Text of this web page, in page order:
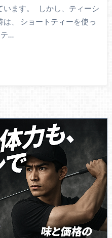
います。 しかし、ティーシ
、 ショートティーを使っ
…